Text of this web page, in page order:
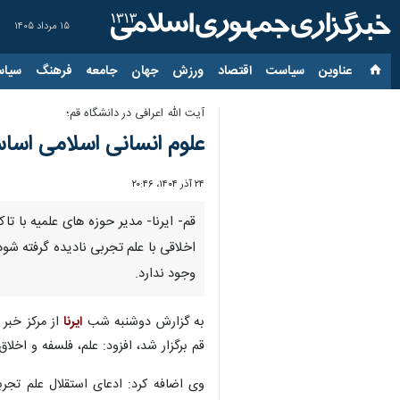
۱۵ مرداد ۱۴۰۵
عناوین‌ سیاست اقتصاد ورزش جهان جامعه فرهنگ
آیت الله اعرافی در دانشگاه قم؛
علوم انسانی اسلامی
۲۴ آذر ۱۴۰۴، ۲۰:۴۶